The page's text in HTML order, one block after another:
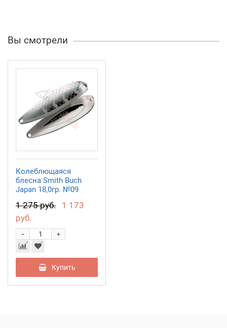
Вы смотрели
Колеблющаяся
блесна Smith Buch
Japan 18,0гр. №09
1 275 руб.
1 173
руб.
+
-
Купить